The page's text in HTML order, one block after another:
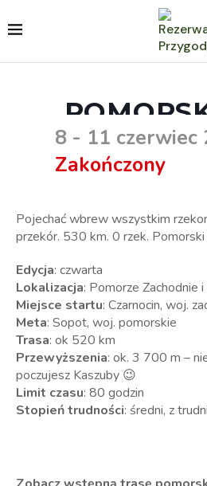
8 - 11 czerwiec
Zakończony
Pojechać wbrew wszystkim
przekór. 530 km. 0 rzek.
Edycja: czwarta
Lokalizacja: Pomorze Zachodnie
Miejsce startu: Czarnocin, woj.
Meta: Sopot, woj. pomorskie
Trasa: ok 520 km
Przewyższenia: ok. 3 700 m –
poczujesz Kaszuby 😉
Limit czasu: 80 godzin
Stopień trudności: średni, z